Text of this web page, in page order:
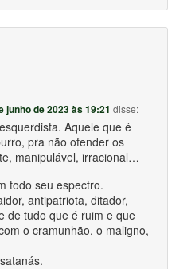
junho de 2023 às 19:21 disse:
Aquele que é
pra não ofender os
manipulável, irracional…
todo seu espectro.
antipatriota, ditador,
de tudo que é ruim e que
o cramunhão, o maligno,